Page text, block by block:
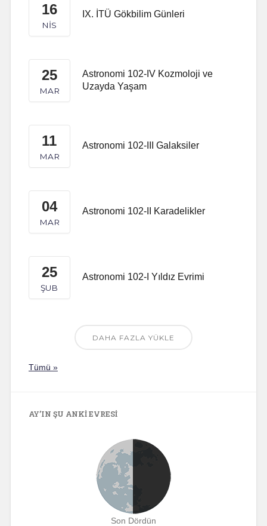
16
NIS
IX. İTÜ Gökbilim Günleri
25
MAR
Astronomi 102-IV Kozmoloji ve
Uzayda Yaşam
11
MAR
Astronomi 102-III Galaksiler
04
MAR
Astronomi 102-II Karadelikler
25
ŞUB
Astronomi 102-I Yıldız Evrimi
DAHA FAZLA YÜKLE
Tümü »
AY’IN ŞU ANKI EVRESI
Son Dördün